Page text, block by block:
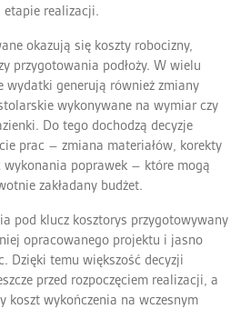
realizacji.
okazują się koszty robocizny,
przygotowania podłoży. W wielu
wydatki generują również zmiany
wykonywane na wymiar czy
Do tego dochodzą decyzje
prac – zmiana materiałów, korekty
wykonania poprawek – które mogą
zakładany budżet.
pod klucz kosztorys przygotowywany
opracowanego projektu i jasno
Dzięki temu większość decyzji
przed rozpoczęciem realizacji, a
koszt wykończenia na wczesnym